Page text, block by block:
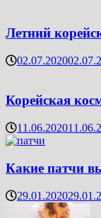
Летний
02.07.2020
Корейская
11.06.2020
Какие патчи
29.01.2020